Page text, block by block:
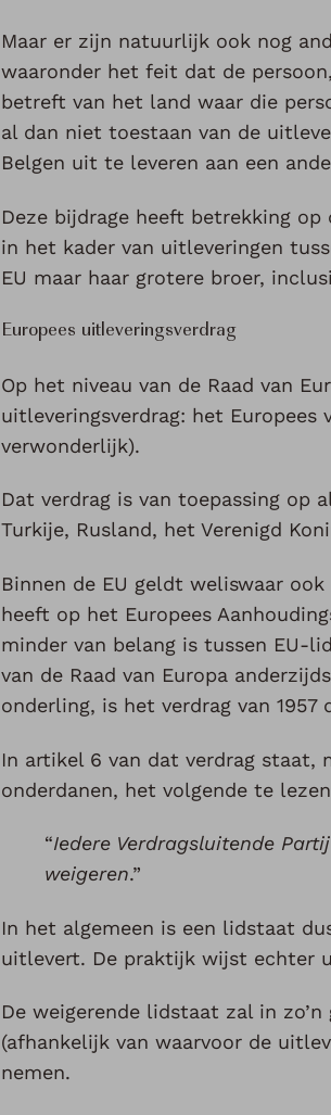
Maar er zijn natuurlijk ook nog
waaronder het feit dat de
betreft van het land waar die
al dan niet toestaan van de
Belgen uit te leveren aan een
Deze bijdrage heeft betrekking op
in het kader van uitleveringen
EU maar haar grotere broer,
Europees uitleveringsverdrag
Op het niveau van de Raad van
uitleveringsverdrag: het
verwonderlijk).
Dat verdrag is van toepassing op
Turkije, Rusland, het Verenigd
Binnen de EU geldt weliswaar
heeft op het Europees
minder van belang is tussen EU-
van de Raad van Europa
onderling, is het verdrag van
In artikel 6 van dat verdrag staat,
onderdanen, het volgende te
“Iedere Verdragsluitende
weigeren.”
In het algemeen is een lidstaat
uitlevert. De praktijk wijst echter
De weigerende lidstaat zal in
(afhankelijk van waarvoor de
nemen.